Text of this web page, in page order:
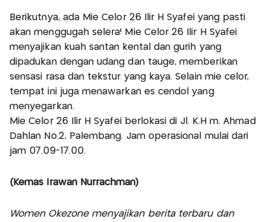
Berikutnya, ada Mie Celor 26 Ilir H Syafei yang pasti
akan menggugah selera! Mie Celor 26 Ilir H Syafei
menyajikan kuah santan kental dan gurih yang
dipadukan dengan udang dan tauge, memberikan
sensasi rasa dan tekstur yang kaya. Selain mie celor,
tempat ini juga menawarkan es cendol yang
menyegarkan.
Mie Celor 26 Ilir H Syafei berlokasi di Jl. K.H m. Ahmad
Dahlan No.2, Palembang. Jam operasional mulai dari
jam 07.09-17.00.
(Kemas Irawan Nurrachman)
Women Okezone menyajikan berita terbaru dan